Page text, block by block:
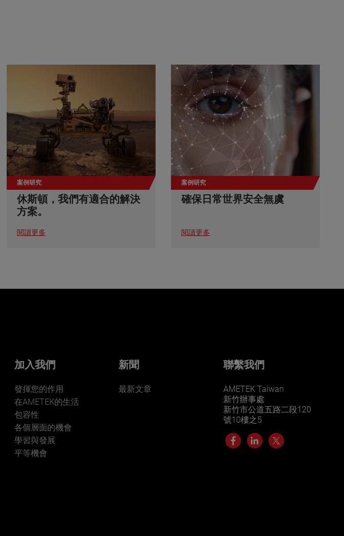
案例研究
休斯頓，我們有適合的解決
方案。
閱讀更多
案例研究
確保日常世界安全無虞
閱讀更多
加入我們
發揮您的作用
在AMETEK的生活
包容性
各個層面的機會
學習與發展
平等機會
新聞
最新文章
聯繫我們
AMETEK Taiwan
新竹辦事處
新竹市公道五路二段120
號10樓之5